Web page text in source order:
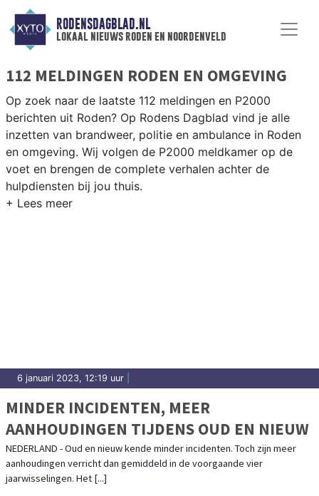
RODENSDAGBLAD.NL
lokaal nieuws roden en noordenveld
112 MELDINGEN RODEN EN OMGEVING
Op zoek naar de laatste 112 meldingen en P2000
berichten uit Roden? Op Rodens Dagblad vind je alle
inzetten van brandweer, politie en ambulance in Roden
en omgeving. Wij volgen de P2000 meldkamer op de
voet en brengen de complete verhalen achter de
hulpdiensten bij jou thuis.
6 januari 2023, 12:19 uur
MINDER INCIDENTEN, MEER
AANHOUDINGEN TIJDENS OUD EN NIEUW
NEDERLAND - Oud en nieuw kende minder incidenten. Toch zijn meer
aanhoudingen verricht dan gemiddeld in de voorgaande vier
jaarwisselingen. Het [...]